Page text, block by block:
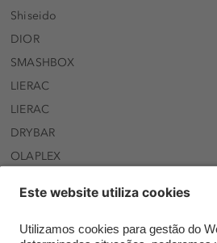
Shiseido
DIOR
SMASHBOX
LIERAC
LIERAC
DRYBAR
OLAPLEX
ARMAF